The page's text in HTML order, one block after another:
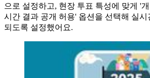
으로 설정하고, 현장 투표 특성에 맞게 '
시간 결과 공개 허용' 옵션을 선택해 실
되도록 설정했어요.